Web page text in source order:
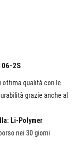
2S
ottima qualità con le
grazie anche al
Li-Polymer
nei 30 giorni